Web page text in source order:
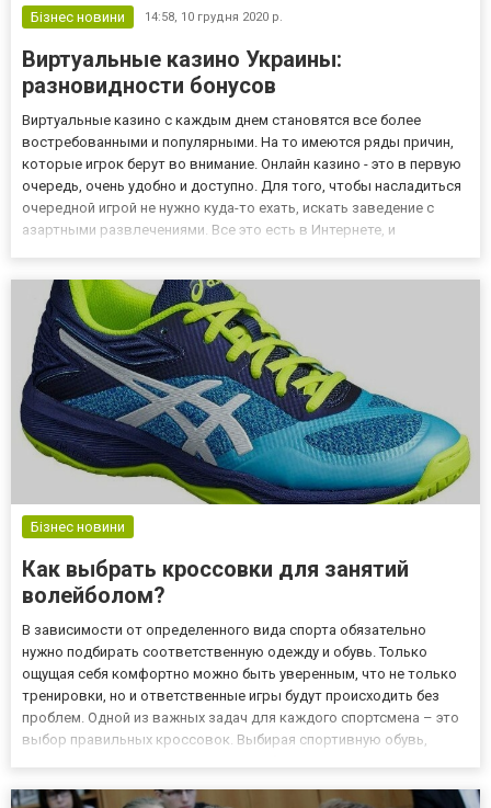
Бізнес новини 14:58, 10 грудня 2020 р.
Виртуальные казино Украины:
разновидности бонусов
Виртуальные казино с каждым днем становятся все более
востребованными и популярными. На то имеются ряды причин,
которые игрок берут во внимание. Онлайн казино - это в первую
очередь, очень удобно и доступно. Для того, чтобы насладиться
очередной игрой не нужно куда-то ехать, искать заведение с
азартными развлечениями. Все это есть в Интернете, и
демоверси...
Бізнес новини
Как выбрать кроссовки для занятий
волейболом?
В зависимости от определенного вида спорта обязательно
нужно подбирать соответственную одежду и обувь. Только
ощущая себя комфортно можно быть уверенным, что не только
тренировки, но и ответственные игры будут происходить без
проблем. Одной из важных задач для каждого спортсмена – это
выбор правильных кроссовок. Выбирая спортивную обувь,